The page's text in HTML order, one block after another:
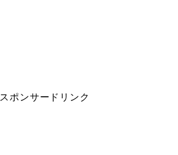
スポンサードリンク